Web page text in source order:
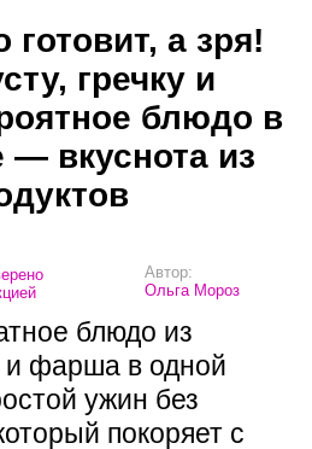
готовит, а зря!
гречку и
блюдо в
— вкуснота из
Автор:
Ольга Мороз
блюдо из
и фарша в одной
ужин без
покоряет с